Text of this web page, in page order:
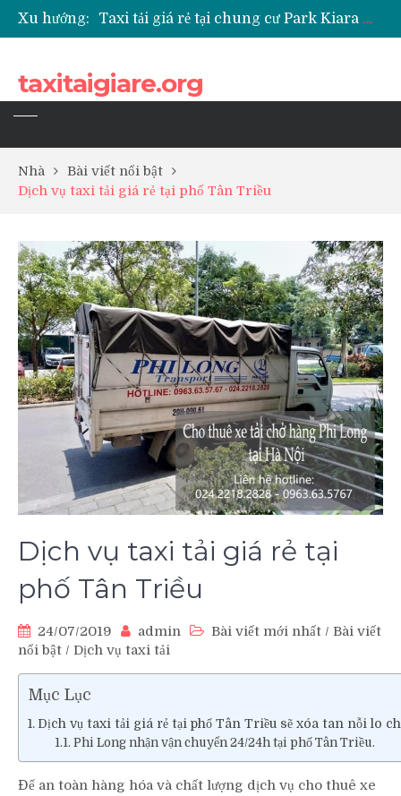
Xu hướng:
Taxi tải giá rẻ tại chung cư Park Kiara Hà Đông
Taxi tải giá rẻ tại chung cư Grande Park Phú Lãm
taxitaigiare.org
Nhà
Bài viết nổi bật
Dịch vụ taxi tải giá rẻ tại phố Tân Triều
Dịch vụ taxi tải giá rẻ tại
phố Tân Triều
24/07/2019 admin Bài viết mới nhất / Bài viết
nổi bật / Dịch vụ taxi tải
Mục Lục
Dịch vụ taxi tải giá rẻ tại phố Tân Triều sẽ xóa tan nỗi lo
Phi Long nhận vận chuyển 24/24h tại phố Tân Triều.
Để an toàn hàng hóa và chất lượng dịch vụ cho thuê xe